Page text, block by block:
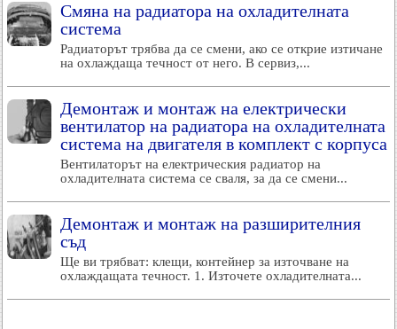
Смяна на радиатора на охладителната
система
Радиаторът трябва да се смени, ако се открие изтичане
на охлаждаща течност от него. В сервиз,...
Демонтаж и монтаж на електрически
вентилатор на радиатора на охладителната
система на двигателя в комплект с корпуса
Вентилаторът на електрическия радиатор на
охладителната система се сваля, за да се смени...
Демонтаж и монтаж на разширителния
съд
Ще ви трябват: клещи, контейнер за източване на
охлаждащата течност. 1. Източете охладителната...